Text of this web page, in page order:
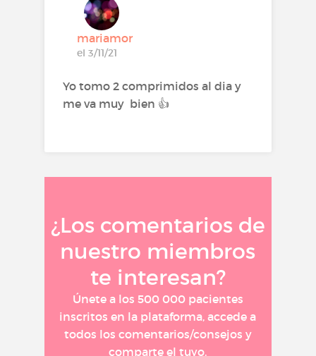
mariamor
el 3/11/21
Yo tomo 2 comprimidos al dia y
me va muy bien 👍
¿Los comentarios de
nuestro miembros
te interesan?
Únete a los 500 000 pacientes
inscritos en la plataforma, accede a
todos los comentarios/consejos y
comparte el tuyo.